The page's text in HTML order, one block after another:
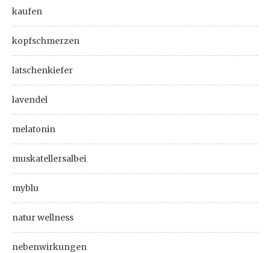
kaufen
kopfschmerzen
latschenkiefer
lavendel
melatonin
muskatellersalbei
myblu
natur wellness
nebenwirkungen